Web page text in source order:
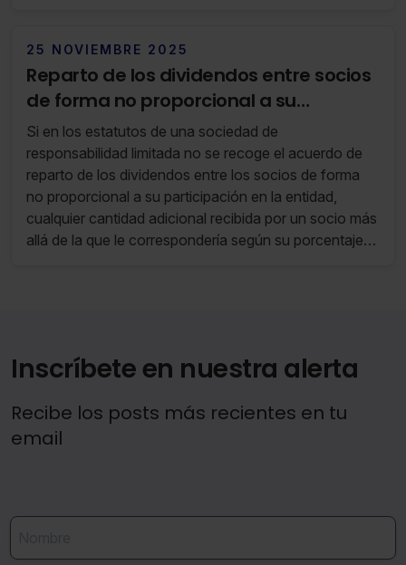
25 NOVIEMBRE 2025
Reparto de los dividendos entre socios
de forma no proporcional a su
participación (RF 47/25 18 de
Noviembre de 2025 al 24 de Noviembre
de 2025)
Si en los estatutos de una sociedad de
responsabilidad limitada no se recoge el acuerdo de
reparto de los dividendos entre los socios de forma
no proporcional a su participación en la entidad,
cualquier cantidad adicional recibida por un socio más
allá de la que le correspondería según su porcentaje
Inscríbete en nuestra alerta
Recibe los posts más recientes en tu
email